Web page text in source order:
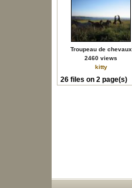
Troupeau de chevaux
2460 views
kitty
26 files on 2 page(s)